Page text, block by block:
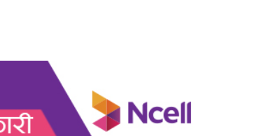
अर्जुन चन्द्रको ‘संवेदनाका प्रतिध्वनि’
मुक्तकसङ्ग्रह लोकार्पण